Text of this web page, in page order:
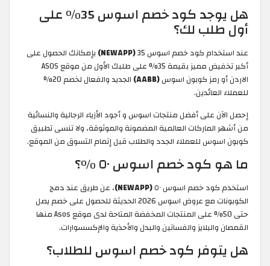
هل يوجد كود خصم اسوس 35% على
أول طلب لك؟
عند استخدام كود خصم اسوس 35 (NEWAPP)
بإمكانك الحصول على
أكبر تخفيض مميز بقيمة 35% على طلبك الأول من موقع ASOS
الاردن أو رمز كوبون اسوس(AABB)
الجديد والفعال لخصم 20%
للعملاء العائدين.
إحصل الآن على أفضل منتجات اسوس و أجود الأزياء الرجالية والنسائية
من أشهر الماركات العالمية المضمونة والموثوقة، ولا تنسى تطبيق
كوبون اسوس للعملاء الجدد والطلاب قبل إتمام التسوق من الموقع.
ما هو كود خصم اسوس ٥٠ %؟
استخدم كود خصم اسوس ٥٠ (NEWAPP)
، عن طريق عند دمج
الكوبونات مع عروض اسوس 2026 الحديثة للحصول على خصم يصل
حتى 50% على المنتجات المخفضة المتاحة لدى موقع Asos منها
القمصان والبلايز والفساتين والبدل والأحذية والإكسسوارات.
هل يتوفر كود خصم اسوس للطلاب؟